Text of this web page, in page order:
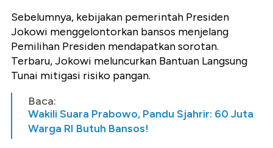
Sebelumnya, kebijakan pemerintah Presiden
Jokowi menggelontorkan bansos menjelang
Pemilihan Presiden mendapatkan sorotan.
Terbaru, Jokowi meluncurkan Bantuan Langsung
Tunai mitigasi risiko pangan.
Baca:
Wakili Suara Prabowo, Pandu Sjahrir: 60 Juta
Warga RI Butuh Bansos!